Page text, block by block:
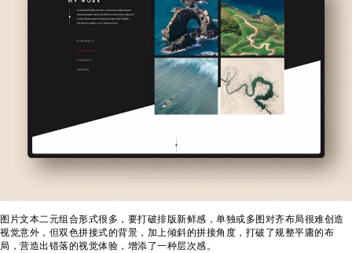
图片文本二元组合形式很多，要打破排版新鲜感，单独或多图对齐布局很难创造
视觉意外，但双色拼接式的背景，加上倾斜的拼接角度，打破了规整平庸的布
局，营造出错落的视觉体验，增添了一种层次感。